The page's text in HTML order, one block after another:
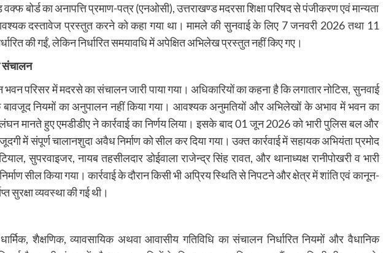
बोर्ड का अनापत्ति प्रमाण-पत्र (एनओसी), उत्तराखण्ड मदरसा शिक्षा परिषद से पंजीकरण एवं मान्यता
दस्तावेज प्रस्तुत करने को कहा गया था। मामले की सुनवाई के लिए 7 जनवरी 2026 तथा 11
की गईं, लेकिन निर्धारित समयावधि में अपेक्षित अभिलेख प्रस्तुत नहीं किए गए।
संचालन
भवन परिसर में मदरसे का संचालन जारी पाया गया। अधिकारियों का कहना है कि लगातार नोटिस, सुनवाई
बावजूद नियमों का अनुपालन नहीं किया गया। आवश्यक अनुमतियों और अभिलेखों के अभाव में भवन का
मानते हुए एमडीडीए ने कार्रवाई का निर्णय लिया। इसके बाद 01 जून 2026 को भारी पुलिस बल और
में संपूर्ण चालानशुदा अवैध निर्माण को सील कर दिया गया। उक्त कार्रवाई में सहायक अभियंता प्रमोद
सुपरवाइजर, नायब तहसीलदार डोईवाला राजेन्द्र सिंह रावत, और थानाध्यक्ष रानीपोखरी व भारी
सील किया गया। कार्रवाई के दौरान किसी भी अप्रिय स्थिति से निपटने और क्षेत्र में शांति एवं कानून-
सुरक्षा व्यवस्था की गई थी।
शैक्षणिक, व्यावसायिक अथवा आवासीय गतिविधि का संचालन निर्धारित नियमों और वैधानिक